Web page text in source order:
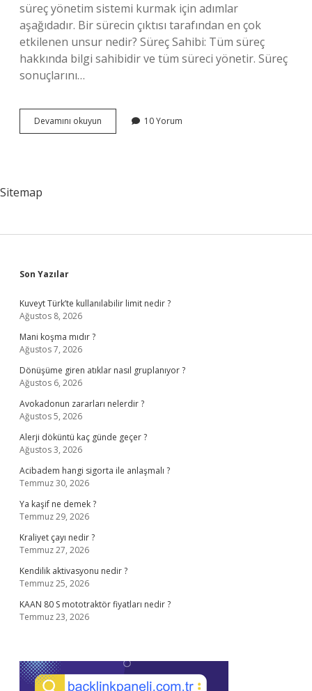
süreç yönetim sistemi kurmak için adımlar
aşağıdadır. Bir sürecin çıktısı tarafından en çok
etkilenen unsur nedir? Süreç Sahibi: Tüm süreç
hakkında bilgi sahibidir ve tüm süreci yönetir. Süreç
sonuçlarını…
Devamını okuyun
Yönetiminde
10 Yorum
Sitemap
Sidebar
Son Yazılar
Kuveyt Türk’te kullanılabilir limit nedir ?
Ağustos 8, 2026
Mani koşma mıdır ?
Ağustos 7, 2026
Dönüşüme giren atıklar nasıl gruplanıyor ?
Ağustos 6, 2026
Avokadonun zararları nelerdir ?
Ağustos 5, 2026
Alerji döküntü kaç günde geçer ?
Ağustos 3, 2026
Acibadem hangi sigorta ile anlaşmalı ?
Temmuz 30, 2026
Ya kaşif ne demek ?
Temmuz 29, 2026
Kraliyet çayı nedir ?
Temmuz 27, 2026
Kendilik aktivasyonu nedir ?
Temmuz 25, 2026
KAAN 80 S mototraktör fiyatları nedir ?
Temmuz 23, 2026